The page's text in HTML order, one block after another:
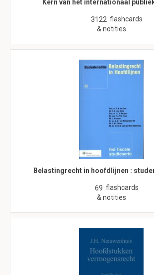
Kern van het internationaal
3122 flashcards
& notities
Belastingrecht in hoofdlijnen :
69 flashcards
& notities